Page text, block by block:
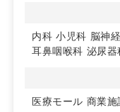
テナントリニュー
過去最高の売上高
今後も患者数の増
約200坪を4つのク
内科 小児科 脳神
耳鼻咽喉科 泌尿器
医療モール 商業施